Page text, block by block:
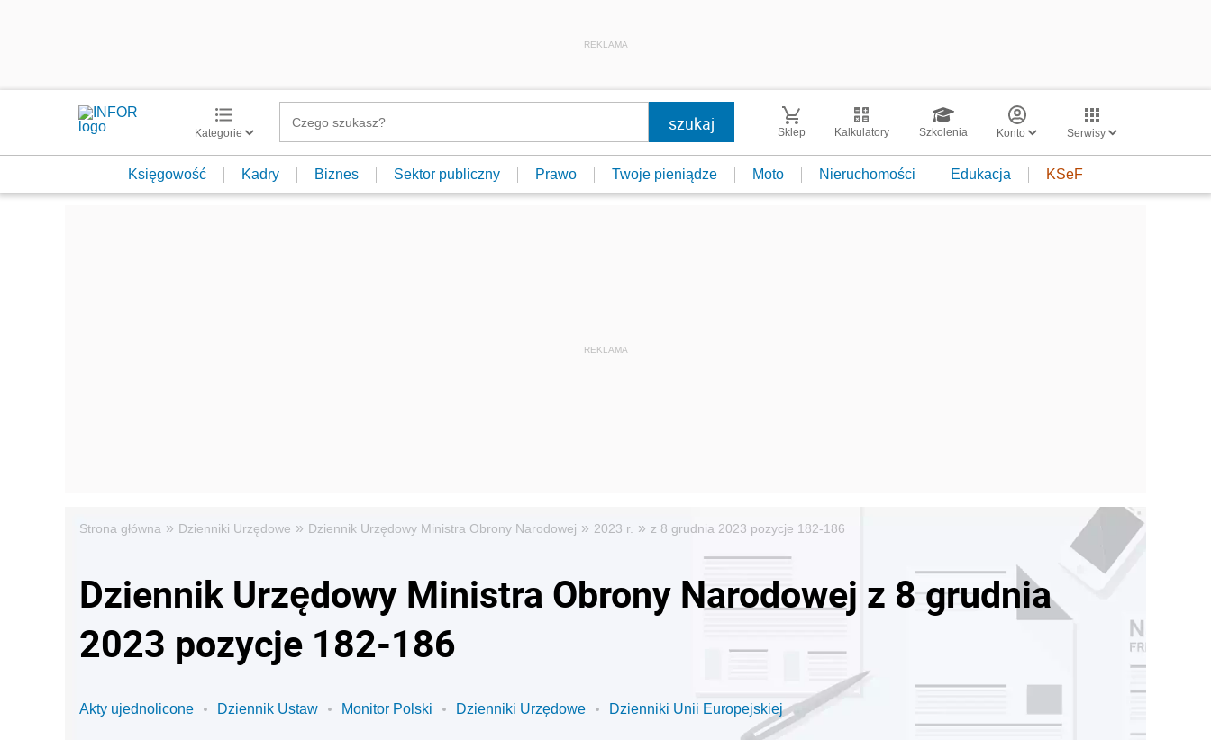
REKLAMA
Kategorie Sklep Kalkulatory Szkolenia Konto Serwisy
Księgowość Kadry Biznes Sektor publiczny Prawo Twoje pieniądze Moto Nieruchomości Edukacja KSeF
Strona główna » Dzienniki Urzędowe » Dziennik Urzędowy Ministra Obrony Narodowej » 2023 r. » z 8 grudnia 2023 pozycje 182-186
Dziennik Urzędowy Ministra Obrony Narodowej z 8 grudnia
2023 pozycje 182-186
Akty ujednolicone Dziennik Ustaw Monitor Polski Dzienniki Urzędowe Dzienniki Unii Europejskiej